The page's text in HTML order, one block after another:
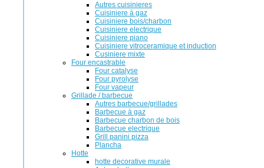
Autres cuisinieres
Cuisiniere à gaz
Cuisiniere bois/charbon
Cuisiniere electrique
Cuisiniere piano
Cuisiniere vitroceramique et induction
Cusiniere mixte
Four encastrable
Four catalyse
Four pyrolyse
Four vapeur
Grillade / barbecue
Autres barbecue/grillades
Barbecue à gaz
Barbecue charbon de bois
Barbecue electrique
Grill panini pizza
Plancha
Hotte
hotte decorative murale